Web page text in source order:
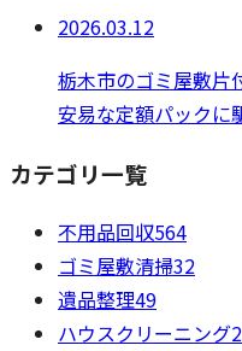
2026.03.12
栃木市のゴミ屋敷片
安易な定額パックに
カテゴリ一覧
不用品回収564
ゴミ屋敷清掃32
遺品整理49
ハウスクリーニング